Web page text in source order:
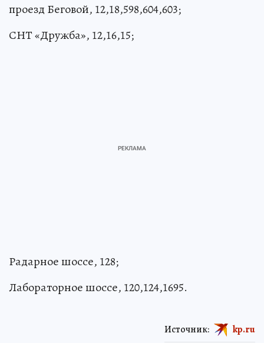
проезд Беговой, 12,18,598,604,603;
СНТ «Дружба», 12,16,15;
Радарное шоссе, 128;
Лабораторное шоссе, 120,124,1695.
Источник: kp.ru